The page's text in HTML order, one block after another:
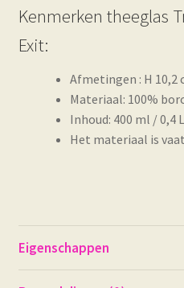
Kenmerken theeglas
Exit:
Afmetingen : H 10,2
Materiaal: 100%
Inhoud: 400 ml / 0,4 L
Het materiaal is
Eigenschappen